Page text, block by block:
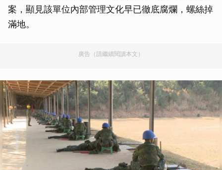
案，顯見該單位內部管理文化早已徹底腐爛，螺絲掉
滿地。
廣告（請繼續閱讀本文）